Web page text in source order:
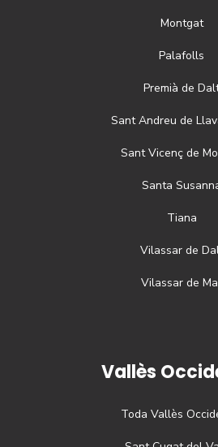
Montgat
Palafolls
Premià de
Sant Andreu de
Sant Vicenç de
Santa
Tiana
Vilassar de
Vilassar de
Vallès
Toda Vallès